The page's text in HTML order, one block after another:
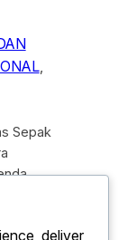
Sepak
deliver